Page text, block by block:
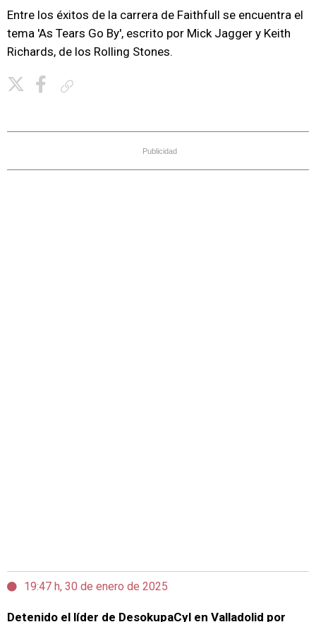
Entre los éxitos de la carrera de Faithfull se encuentra el
tema 'As Tears Go By', escrito por Mick Jagger y Keith
Richards, de los Rolling Stones.
Publicidad
19:47 h, 30 de enero de 2025
Detenido el líder de DesokupaCyl en Valladolid por